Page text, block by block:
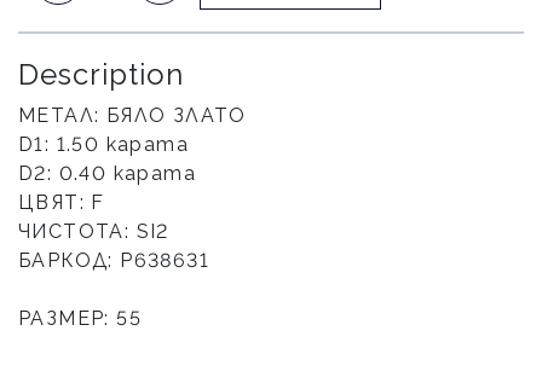
Description
МЕТАЛ: БЯЛО ЗЛАТО
D1: 1.50 карата
D2: 0.40 карата
ЦВЯТ: F
ЧИСТОТА: SI2
БАРКОД: Р638631
РАЗМЕР: 55